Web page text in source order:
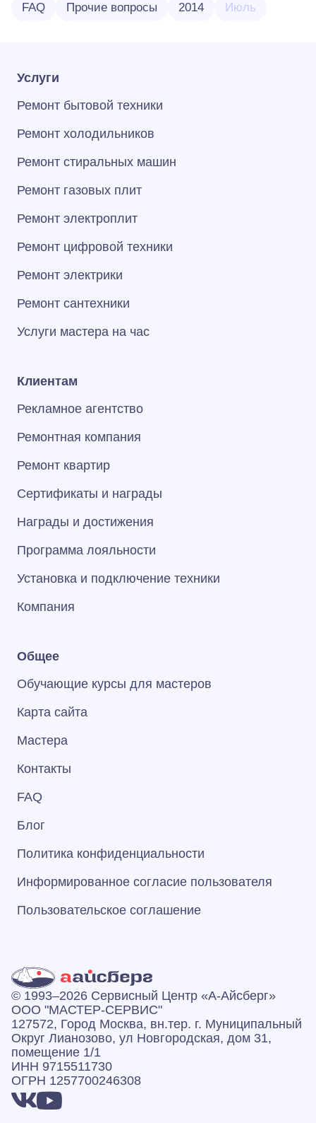
FAQ Прочие вопросы 2014 Июль
Услуги
Ремонт бытовой техники
Ремонт холодильников
Ремонт стиральных машин
Ремонт газовых плит
Ремонт электроплит
Ремонт цифровой техники
Ремонт электрики
Ремонт сантехники
Услуги мастера на час
Клиентам
Рекламное агентство
Ремонтная компания
Ремонт квартир
Сертификаты и награды
Награды и достижения
Программа лояльности
Установка и подключение техники
Компания
Общее
Обучающие курсы для мастеров
Карта сайта
Мастера
Контакты
FAQ
Блог
Политика конфиденциальности
Информированное согласие пользователя
Пользовательское соглашение
© 1993–2026 Сервисный Центр «А‑Айсберг»
ООО "МАСТЕР-СЕРВИС"
127572, Город Москва, вн.тер. г. Муниципальный
Округ Лианозово, ул Новгородская, дом 31,
помещение 1/1
ИНН 9715511730
ОГРН 1257700246308